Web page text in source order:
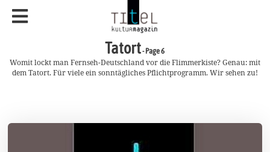
Tatort- Page 6
Womit lockt man Fernseh-Deutschland vor die Flimmerkiste? Genau: mit
dem Tatort. Für viele ein sonntägliches Pflichtprogramm. Wir sehen zu!